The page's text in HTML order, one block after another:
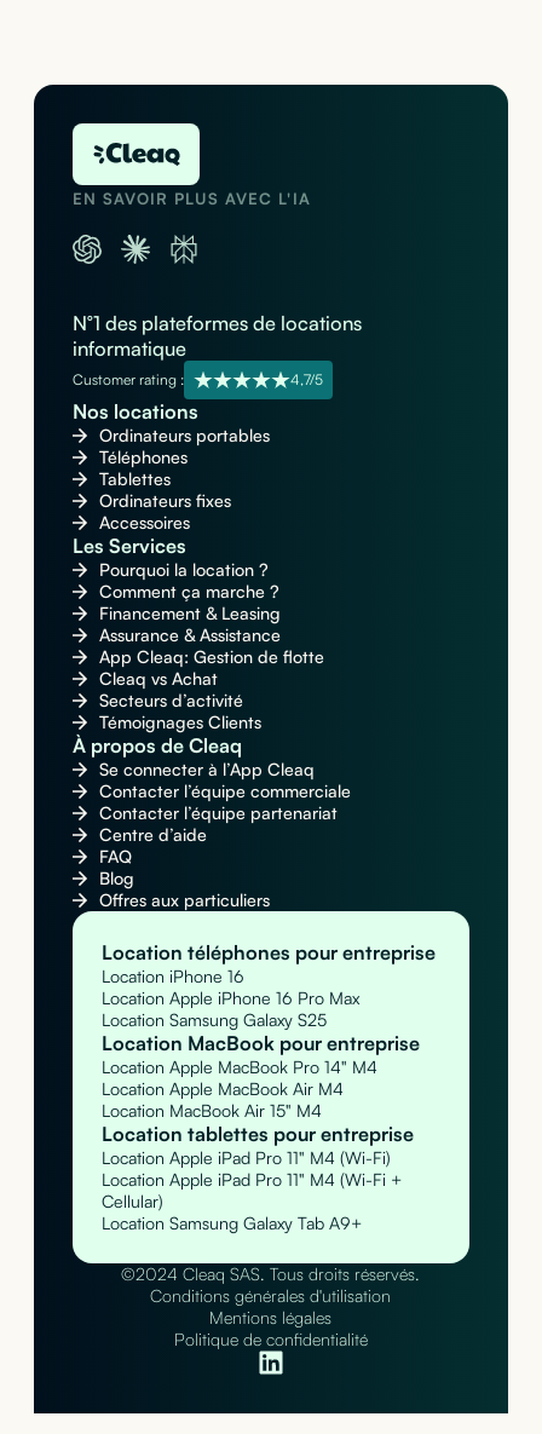
EN SAVOIR PLUS AVEC L'IA
N°1 des plateformes de locations
informatique
Customer rating : 4,7/5
Nos locations
Ordinateurs portables
Téléphones
Tablettes
Ordinateurs fixes
Accessoires
Les Services
Pourquoi la location ?
Comment ça marche ?
Financement & Leasing
Assurance & Assistance
App Cleaq: Gestion de flotte
Cleaq vs Achat
Secteurs d’activité
Témoignages Clients
À propos de Cleaq
Se connecter à l’App Cleaq
Contacter l’équipe commerciale
Contacter l’équipe partenariat
Centre d’aide
FAQ
Blog
Offres aux particuliers
Location téléphones pour entreprise
Location iPhone 16
Location Apple iPhone 16 Pro Max
Location Samsung Galaxy S25
Location MacBook pour entreprise
Location Apple MacBook Pro 14" M4
Location Apple MacBook Air M4
Location MacBook Air 15" M4
Location tablettes pour entreprise
Location Apple iPad Pro 11" M4 (Wi-Fi)
Location Apple iPad Pro 11" M4 (Wi-Fi +
Cellular)
Location Samsung Galaxy Tab A9+
©2024 Cleaq SAS. Tous droits réservés.
Conditions générales d'utilisation
Mentions légales
Politique de confidentialité